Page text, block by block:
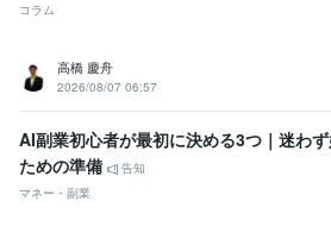
コラム
高橋 慶舟
2026/08/07 06:57
AI副業初心者が最初に決める3つ｜迷わ
ための準備
告知
マネー・副業